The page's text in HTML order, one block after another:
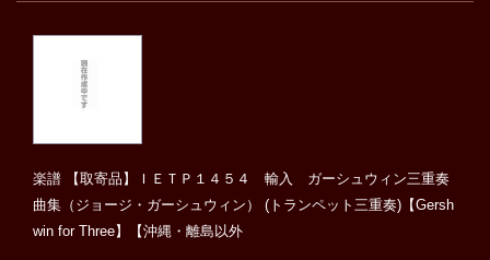
楽譜 【取寄品】ＩＥＴＰ１４５４ 輸入 ガーシュウィン三重奏
曲集（ジョージ・ガーシュウィン） (トランペット三重奏)【Gersh
win for Three】【沖縄・離島以外